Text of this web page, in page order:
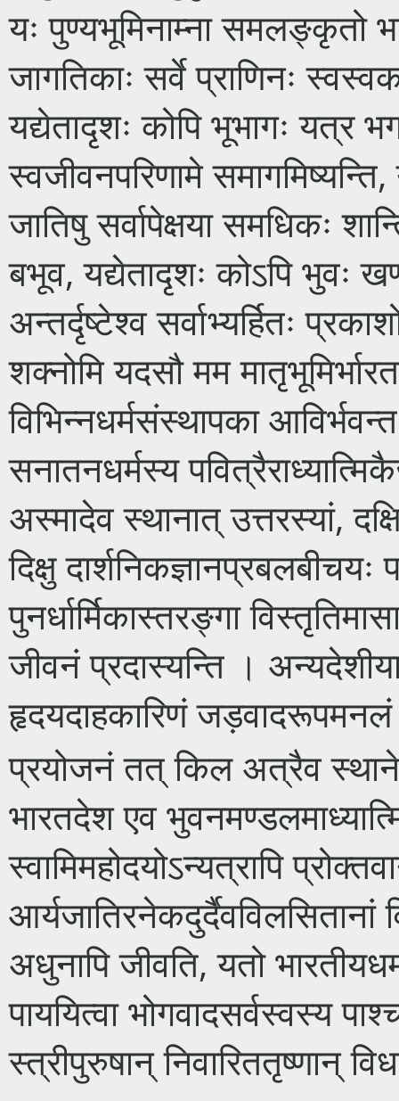
यः पुण्यभूमिनाम्ना समलङ्कृतो
जागतिकाः सर्वे प्राणिनः
यद्येतादृशः कोपि भूभागः यत्र
स्वजीवनपरिणामे
जातिषु सर्वापेक्षया समधिकः
बभूव, यद्येतादृशः कोऽपि भुवः
अन्तर्दृष्टेश्व सर्वाभ्यर्हितः
शक्नोमि यदसौ मम
विभिन्नधर्मसंस्थापका
सनातनधर्मस्य
अस्मादेव स्थानात् उत्तरस्यां,
दिक्षु
पुनर्धार्मिकास्तरङ्गा
जीवनं प्रदास्यन्ति ।
हृदयदाहकारिणं
प्रयोजनं तत् किल अत्रैव
भारतदेश एव
स्वामिमहोदयोऽन्यत्रापि
आर्यजातिरनेकदुर्दैवविलसितानां
अधुनापि जीवति, यतो
पाययित्वा भोगवादसर्वस्वस्य
स्त्रीपुरुषान् निवारिततृष्णान्